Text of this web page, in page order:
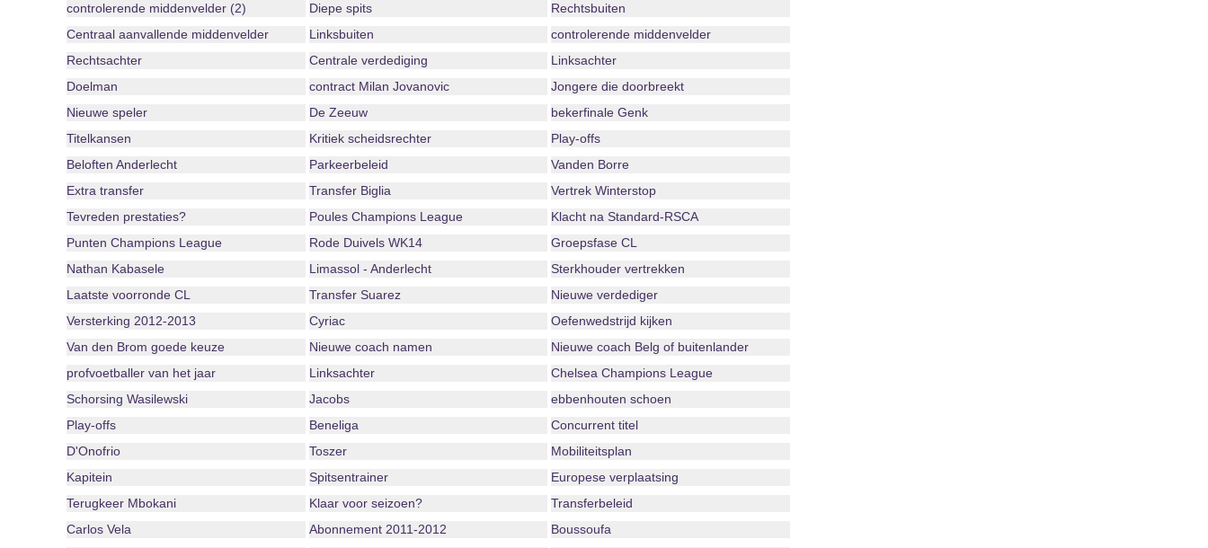
controlerende middenvelder (2)
Diepe spits
Rechtsbuiten
Centraal aanvallende middenvelder
Linksbuiten
controlerende middenvelder
Rechtsachter
Centrale verdediging
Linksachter
Doelman
contract Milan Jovanovic
Jongere die doorbreekt
Nieuwe speler
De Zeeuw
bekerfinale Genk
Titelkansen
Kritiek scheidsrechter
Play-offs
Beloften Anderlecht
Parkeerbeleid
Vanden Borre
Extra transfer
Transfer Biglia
Vertrek Winterstop
Tevreden prestaties?
Poules Champions League
Klacht na Standard-RSCA
Punten Champions League
Rode Duivels WK14
Groepsfase CL
Nathan Kabasele
Limassol - Anderlecht
Sterkhouder vertrekken
Laatste voorronde CL
Transfer Suarez
Nieuwe verdediger
Versterking 2012-2013
Cyriac
Oefenwedstrijd kijken
Van den Brom goede keuze
Nieuwe coach namen
Nieuwe coach Belg of buitenlander
profvoetballer van het jaar
Linksachter
Chelsea Champions League
Schorsing Wasilewski
Jacobs
ebbenhouten schoen
Play-offs
Beneliga
Concurrent titel
D'Onofrio
Toszer
Mobiliteitsplan
Kapitein
Spitsentrainer
Europese verplaatsing
Terugkeer Mbokani
Klaar voor seizoen?
Transferbeleid
Carlos Vela
Abonnement 2011-2012 Boussoufa